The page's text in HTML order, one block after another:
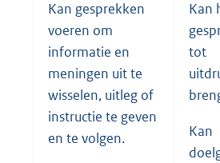
Kan gesprekken
voeren om
informatie en
meningen uit te
wisselen, uitleg of
instructie te geven
en te volgen.
Kan
tot
Kan